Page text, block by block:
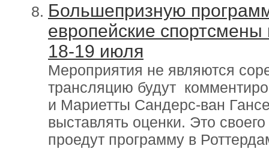
Большепризную
европейские
18-19 июля
Мероприятия не являются
трансляцию будут
и Мариетты Сандерс-ван
выставлять оценки. Это
проедут программу в